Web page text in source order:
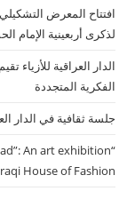
افتتاح المعرض التشكيلي
لذكرى أربعينية الإمام
الدار العراقية للأزياء
الفكرية المتجددة
جلسة ثقافية في الدار
An art exhibition
House of Fashion